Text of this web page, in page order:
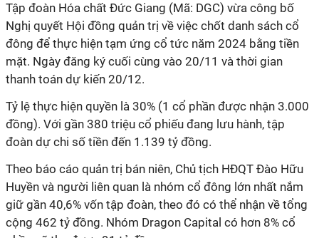
Tập đoàn Hóa chất Đức Giang (Mã: DGC) vừa công bố
Nghị quyết Hội đồng quản trị về việc chốt danh sách cổ
đông để thực hiện tạm ứng cổ tức năm 2024 bằng tiền
mặt. Ngày đăng ký cuối cùng vào 20/11 và thời gian
thanh toán dự kiến 20/12.
Tỷ lệ thực hiện quyền là 30% (1 cổ phần được nhận 3.000
đồng). Với gần 380 triệu cổ phiếu đang lưu hành, tập
đoàn dự chi số tiền đến 1.139 tỷ đồng.
Theo báo cáo quản trị bán niên, Chủ tịch HĐQT Đào Hữu
Huyền và người liên quan là nhóm cổ đông lớn nhất nắm
giữ gần 40,6% vốn tập đoàn, theo đó có thể nhận về tổng
cộng 462 tỷ đồng. Nhóm Dragon Capital có hơn 8% cổ